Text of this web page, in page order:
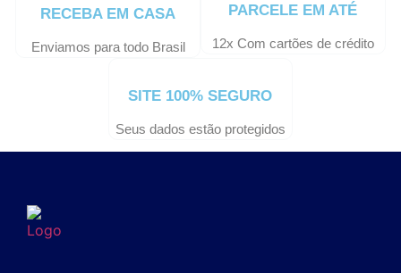
RECEBA EM CASA
Enviamos para todo Brasil
PARCELE EM ATÉ
12x Com cartões de crédito
SITE 100% SEGURO
Seus dados estão protegidos